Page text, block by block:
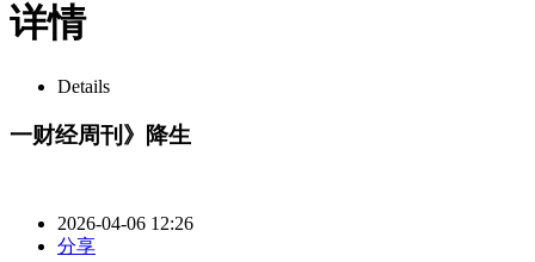
详情
Details
一财经周刊》降生
2026-04-06 12:26
分享